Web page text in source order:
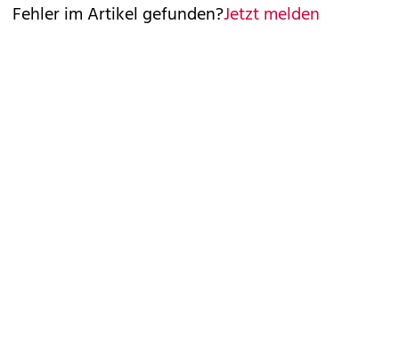
Fehler im Artikel gefunden?Jetzt melden